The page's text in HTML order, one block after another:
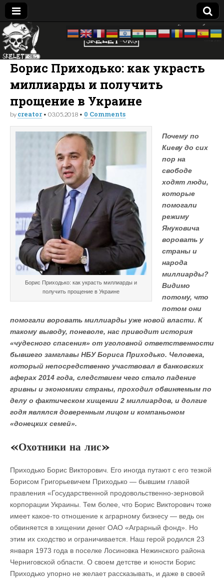
Skelet
Org
досье —
биография
—
компромат:
Украина
Борис Приходько: как украсть
миллиарды и получить
прощение в Украине
by creator• 03.05.2018 • 0 Comments
Борис Приходько: как украсть миллиарды и
получить прощение в Украине
Почему по
Киеву до сих
пор на
свободе
ходят люди,
которые
помогали
режиму
Януковича
воровать у
страны и
народа
миллиарды?
Видимо
потому, что
потом они
помогали воровать миллиарды уже новой власти. К
такому выводу, поневоле, нас приводит история
«чудесного спасения» от уголовной ответственности
бывшего замглавы НБУ Бориса Приходько. Человека,
который непосредственно участвовал в банковских
аферах 2014 года, следствием чего стало падение
гривны и экономики страны, проходил обвиняемым по
делу о фактическом хищении 2 миллиардов, и долгие
годя являлся доверенным лицом и компаньоном
«донецких семей».
«Охотники на лис»
Приходько Борис Викторович. Его иногда путают с его тезкой
Борисом Григорьевичем Приходько — бывшим главой
правления «Государственной продовольственно-зерновой
корпорации Украины. Тем более, что Борис Викторович тоже
имеет какое-то отношение к аграрному бизнесу — ведь он
обвиняется в хищении денег ОАО «Аграрный фонд». Но
этим их сходство и ограничивается. Наш герой родился 23
января 1973 года в поселке Лосиновка Нежинского района
Черниговской области. О своем детстве и юности Борис
Приходько упорно не желает рассказывать, и даже в своей